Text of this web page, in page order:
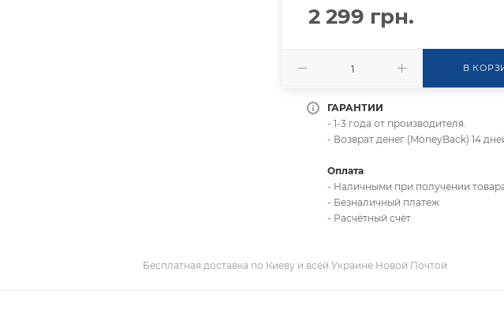
2 299 грн.
В
ГАРАНТИИ
- 1-3 года от производителя.
- Возврат денег (MoneyBack) 14
Оплата
- Наличными при получении
- Безналичный платеж
- Расчётный счёт
Бесплатная доставка по Киеву и всей Украине Новой Почтой